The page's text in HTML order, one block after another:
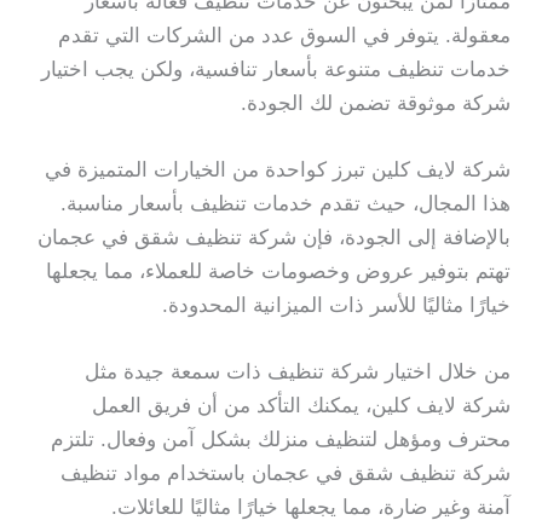
معقولة. يتوفر في السوق عدد من الشركات التي تقدم
خدمات تنظيف متنوعة بأسعار تنافسية، ولكن يجب اختيار
شركة موثوقة تضمن لك الجودة.
شركة لايف كلين تبرز كواحدة من الخيارات المتميزة في
هذا المجال، حيث تقدم خدمات تنظيف بأسعار مناسبة.
بالإضافة إلى الجودة، فإن شركة تنظيف شقق في عجمان
تهتم بتوفير عروض وخصومات خاصة للعملاء، مما يجعلها
خيارًا مثاليًا للأسر ذات الميزانية المحدودة.
من خلال اختيار شركة تنظيف ذات سمعة جيدة مثل
شركة لايف كلين، يمكنك التأكد من أن فريق العمل
محترف ومؤهل لتنظيف منزلك بشكل آمن وفعال. تلتزم
شركة تنظيف شقق في عجمان باستخدام مواد تنظيف
آمنة وغير ضارة، مما يجعلها خيارًا مثاليًا للعائلات.